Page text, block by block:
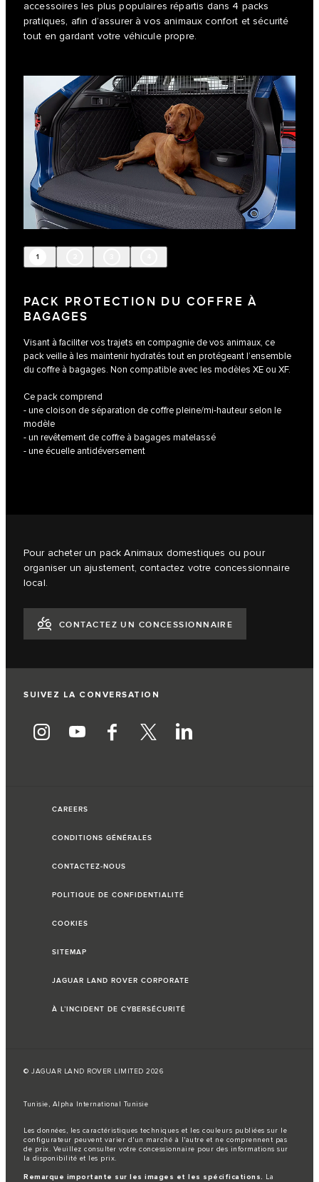
accessoires les plus populaires répartis dans 4 packs
pratiques, afin d’assurer à vos animaux confort et sécurité
tout en gardant votre véhicule propre.
1
PACK PROTECTION DU COFFRE À
BAGAGES
Visant à faciliter vos trajets en compagnie de vos animaux, ce
pack veille à les maintenir hydratés tout en protégeant l’ensemble
du coffre à bagages. Non compatible avec les modèles XE ou XF.
Ce pack comprend
- une cloison de séparation de coffre pleine/mi-hauteur selon le
modèle
- un revêtement de coffre à bagages matelassé
- une écuelle antidéversement
Pour acheter un pack Animaux domestiques ou pour
organiser un ajustement, contactez votre concessionnaire
local.
CONTACTEZ UN CONCESSIONNAIRE
SUIVEZ LA CONVERSATION
CAREERS
CONDITIONS GÉNÉRALES
CONTACTEZ-NOUS
POLITIQUE DE CONFIDENTIALITÉ
COOKIES
SITEMAP
JAGUAR LAND ROVER CORPORATE
À L’INCIDENT DE CYBERSÉCURITÉ
© JAGUAR LAND ROVER LIMITED 2026
Tunisie, Alpha International Tunisie
Les données, les caractéristiques techniques et les couleurs publiées sur le
configurateur peuvent varier d'un marché à l'autre et ne comprennent pas
de prix. Veuillez consulter votre concessionnaire pour des informations sur
la disponibilité et les prix.
Remarque importante sur les images et les spécifications. La